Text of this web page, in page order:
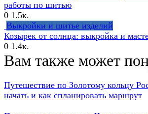
работы по шитью
0 1.5к.
Выкройки и шитье изделий
Козырек от солнца: выкройка и
0 1.4к.
Вам также может
Путешествие по Золотому кольцу
начать и как спланировать маршрут